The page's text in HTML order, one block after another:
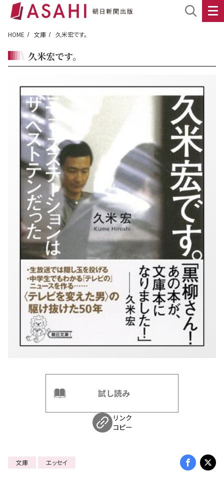
HOME 文庫 久米宏です。
久米宏です。
試し読み
リンク
コピー
文庫 エッセイ